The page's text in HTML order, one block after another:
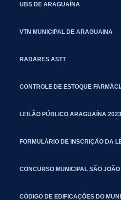
UBS DE ARAGUAÍNA
VTN MUNICIPAL DE ARAGUAINA
RADARES ASTT
CONTROLE DE ESTOQUE
LEILÃO PÚBLICO ARAGUAÍNA 2023
FORMULÁRIO DE INSCRIÇÃO DA
CONCURSO MUNICIPAL SÃO
CÓDIGO DE EDIFICAÇÕES DO